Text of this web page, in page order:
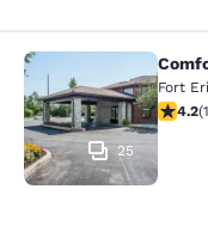
Comfort Inn
25
Fort
4.164.2(